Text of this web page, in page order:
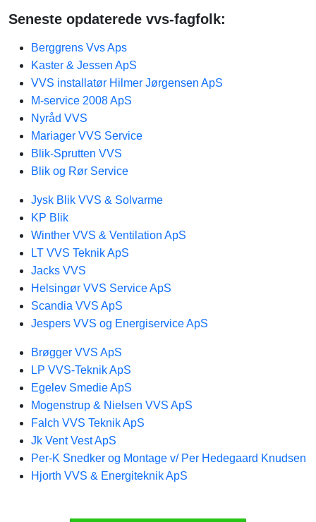
Seneste opdaterede vvs-fagfolk:
Berggrens Vvs Aps
Kaster & Jessen ApS
VVS installatør Hilmer Jørgensen ApS
M-service 2008 ApS
Nyråd VVS​
Mariager VVS Service
Blik-Sprutten VVS
Blik og Rør Service
Jysk Blik VVS & Solvarme
KP Blik
Winther VVS & Ventilation ApS
LT VVS Teknik ApS
Jacks VVS
Helsingør VVS Service ApS
Scandia VVS ApS
Jespers VVS og Energiservice ApS
Brøgger VVS ApS
LP VVS-Teknik ApS
Egelev Smedie ApS
Mogenstrup & Nielsen VVS ApS
Falch VVS Teknik ApS
Jk Vent Vest ApS
Per-K Snedker og Montage v/ Per Hedegaard Knudsen
Hjorth VVS & Energiteknik ApS